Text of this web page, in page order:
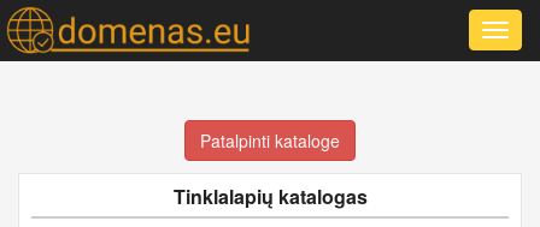
Patalpinti kataloge
Tinklalapių katalogas